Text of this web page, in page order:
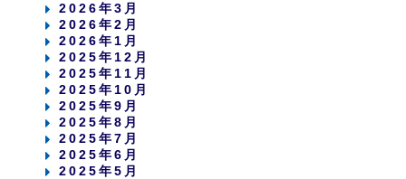
2026年3月
2026年2月
2026年1月
2025年12月
2025年11月
2025年10月
2025年9月
2025年8月
2025年7月
2025年6月
2025年5月